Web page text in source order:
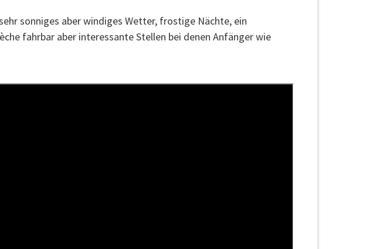
sonniges aber windiges Wetter, frostige Nächte, ein
fahrbar aber interessante Stellen bei denen Anfänger wie